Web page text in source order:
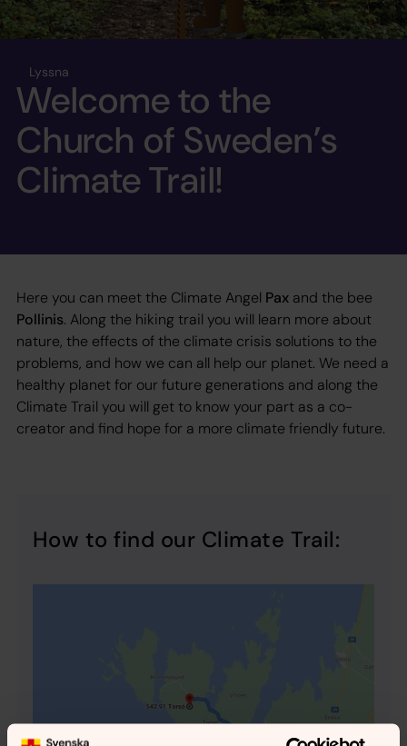
Lyssna
Welcome to the
Church of Sweden’s
Climate Trail!
Here you can meet the Climate Angel Pax and the bee
Pollinis. Along the hiking trail you will learn more about
nature, the effects of the climate crisis solutions to the
problems, and how we can all help our planet. We need a
healthy planet for our future generations and along the
Climate Trail you will get to know your part as a co-
creator and find hope for a more climate friendly future.
How to find our Climate Trail: